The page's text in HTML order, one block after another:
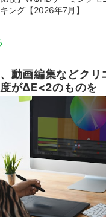
ング【2026年7月】
動画編集などクリ
がΔE<2のものを